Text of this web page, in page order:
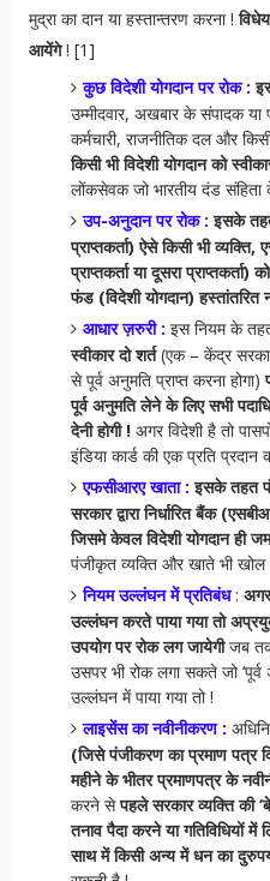
मुद्रा का दान या हस्तान्तरण करना !
आयेंगे! [1]
कुछ विदेशी योगदान पर रोक :
उम्मीदवार, अखबार के संपादक या
कर्मचारी, राजनीतिक दल और
किसी भी विदेशी योगदान को
लोंकसेवक जो भारतीय दंड संहिता
उप-अनुदान पर रोक :इसके
प्राप्तकर्ता) ऐसे किसी भी
प्राप्तकर्ता या दूसरा
फंड (विदेशी योगदान)
आधार ज़रुरी : इस नियम के
स्वीकार दो शर्त(एक – केंद्र
से पूर्व अनुमति प्राप्त करना होगा)
पूर्व अनुमति लेने के लिए सभी
देनी होगी !अगर विदेशी है तो
इंडिया कार्ड की एक प्रति प्रदान
एफसीआरए खाता : इसके तहत
सरकार द्वारा निर्धारित बैंक
जिसमे केवल विदेशी योगदान ही
पंजीकृत व्यक्ति और खाते भी
नियम उल्लंघन में प्रतिबंध:
उल्लंघन करते पाया गया तो
उपयोग पर रोक लग जायेगीजब तक
उसपर भी रोक लगा सकते जो ‘पूर्व
उल्लंघन में पाया गया तो !
लाइसेंस का नवीनीकरण :
(जिसे पंजीकरण का प्रमाण पत्र
महीने के भीतर प्रमाणपत्र के
करने सेपहले सरकार व्यक्ति की
तनाव पैदा करने या गतिविधियों में
साथ में किसी अन्य में धन का